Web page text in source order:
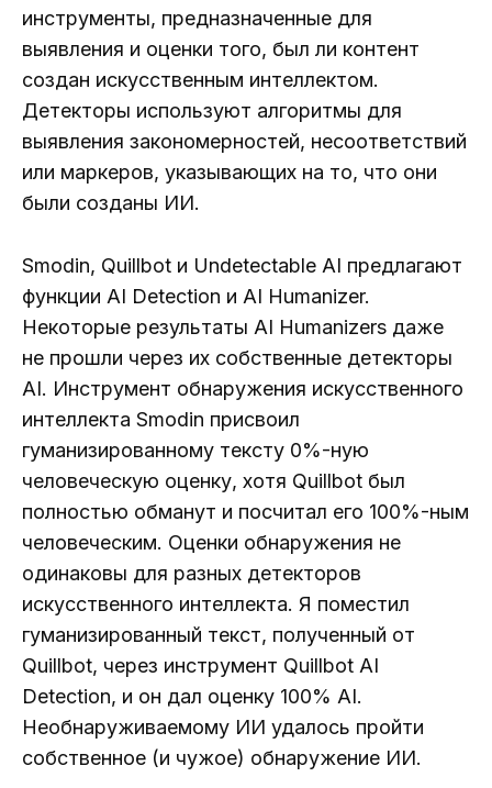
инструменты, предназначенные для
выявления и оценки того, был ли контент
создан искусственным интеллектом.
Детекторы используют алгоритмы для
выявления закономерностей, несоответствий
или маркеров, указывающих на то, что они
были созданы ИИ.
Smodin, Quillbot и Undetectable AI предлагают
функции AI Detection и AI Humanizer.
Некоторые результаты AI Humanizers даже
не прошли через их собственные детекторы
AI. Инструмент обнаружения искусственного
интеллекта Smodin присвоил
гуманизированному тексту 0%-ную
человеческую оценку, хотя Quillbot был
полностью обманут и посчитал его 100%-ным
человеческим. Оценки обнаружения не
одинаковы для разных детекторов
искусственного интеллекта. Я поместил
гуманизированный текст, полученный от
Quillbot, через инструмент Quillbot AI
Detection, и он дал оценку 100% AI.
Необнаруживаемому ИИ удалось пройти
собственное (и чужое) обнаружение ИИ.